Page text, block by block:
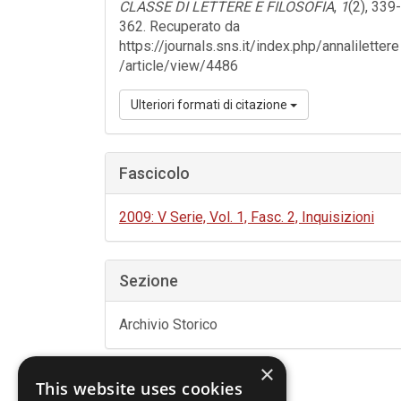
CLASSE DI LETTERE E FILOSOFIA, 1(2), 339-
362. Recuperato da
https://journals.sns.it/index.php/annalilettere
/article/view/4486
Ulteriori formati di citazione
Fascicolo
2009: V Serie, Vol. 1, Fasc. 2, Inquisizioni
Sezione
Archivio Storico
×
This website uses cookies